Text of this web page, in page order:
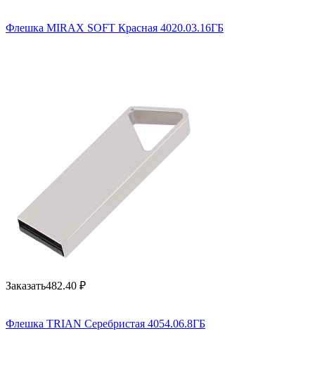
Флешка MIRAX SOFT Красная 4020.03.16ГБ
Заказать482.40 ₽
Флешка TRIAN Серебристая 4054.06.8ГБ